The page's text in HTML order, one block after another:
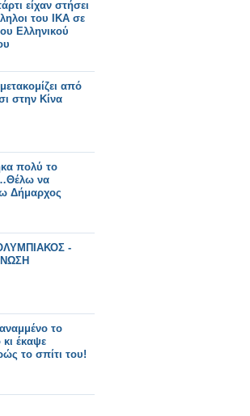
είχαν στήσει
του ΙΚΑ σε
Ελληνικού
από
στην Κίνα
πολύ το
να
Δήμαρχος
-
το
κι έκαψε
το σπίτι του!